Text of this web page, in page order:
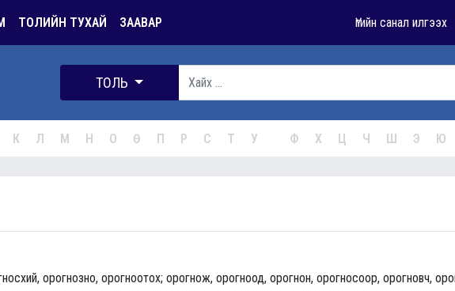
ТОЛИЙН ТУХАЙ ЗААВАР Үгийн санал илгээх
ТОЛЬ
К Л М Н О Ө П Р С Т У Ф Х Ц Ч Ш Э Ю
орогнозно, орогноотох; орогнож, орогноод, орогнон, орогносоор, орогновч,